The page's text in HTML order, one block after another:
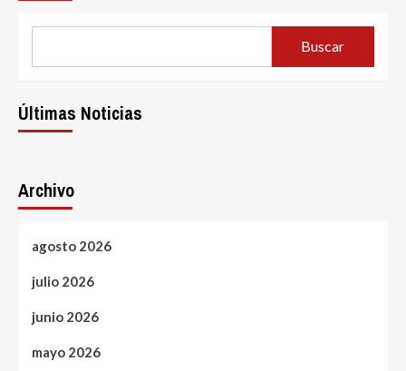
Buscar
Últimas Noticias
Archivo
agosto 2026
julio 2026
junio 2026
mayo 2026